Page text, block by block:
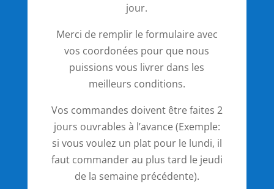
jour.
Merci de remplir le formulaire avec
vos coordonées pour que nous
puissions vous livrer dans les
meilleurs conditions.
Vos commandes doivent être faites 2
jours ouvrables à l’avance (Exemple:
si vous voulez un plat pour le lundi, il
faut commander au plus tard le jeudi
de la semaine précédente).